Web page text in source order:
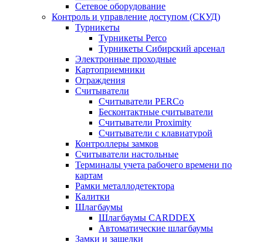
Сетевое оборудование
Контроль и управление доступом (СКУД)
Турникеты
Турникеты Perco
Турникеты Сибирский арсенал
Электронные проходные
Картоприемники
Ограждения
Считыватели
Считыватели PERCo
Бесконтактные считыватели
Считыватели Proximity
Считыватели с клавиатурой
Контроллеры замков
Считыватели настольные
Терминалы учета рабочего времени по
картам
Рамки металлодетектора
Калитки
Шлагбаумы
Шлагбаумы CARDDEX
Автоматические шлагбаумы
Замки и защелки